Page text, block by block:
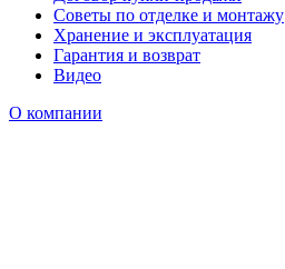
Советы по отделке и монтажу
Хранение и эксплуатация
Гарантия и возврат
Видео
О компании